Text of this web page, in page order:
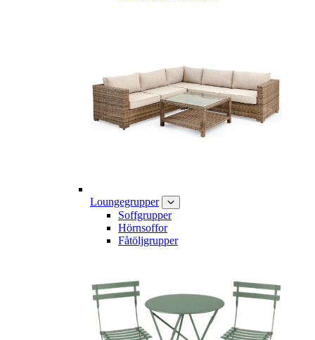
Loungegrupper
Soffgrupper
Hörnsoffor
Fåtöljgrupper